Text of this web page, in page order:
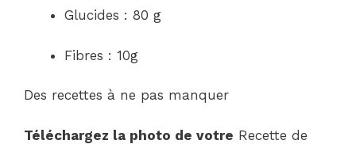
Glucides : 80 g
Fibres : 10g
Des recettes à ne pas manquer
Téléchargez la photo de votre Recette de